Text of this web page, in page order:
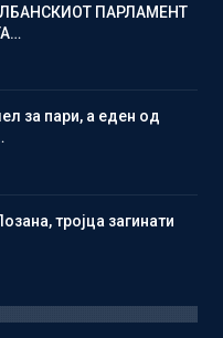
ПАРЛАМЕНТ
за пари, а еден од
тројца загинати